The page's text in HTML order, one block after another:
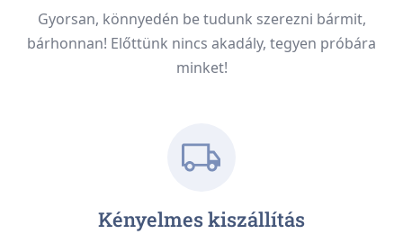
Gyorsan, könnyedén be tudunk szerezni bármit,
bárhonnan! Előttünk nincs akadály, tegyen próbára
minket!
Kényelmes kiszállítás